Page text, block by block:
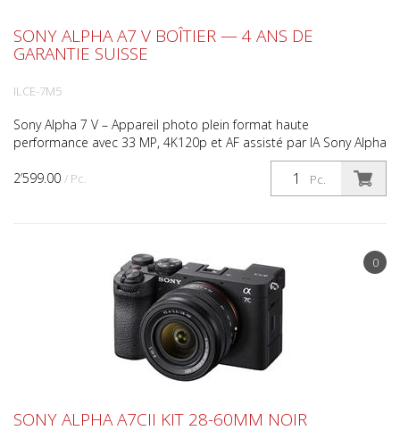
2’599.00 / Pc. Pc.
SONY ALPHA A7 V BOÎTIER — 4 ANS DE
GARANTIE SUISSE
ILCE-7M5
Sony Alpha 7 V – Appareil photo plein format haute
performance avec 33 MP, 4K120p et AF assisté par IA Sony Alpha
7 V – Vitesse, précision et puissance plein format pour ...
0
SONY ALPHA A7CII KIT 28-60MM NOIR